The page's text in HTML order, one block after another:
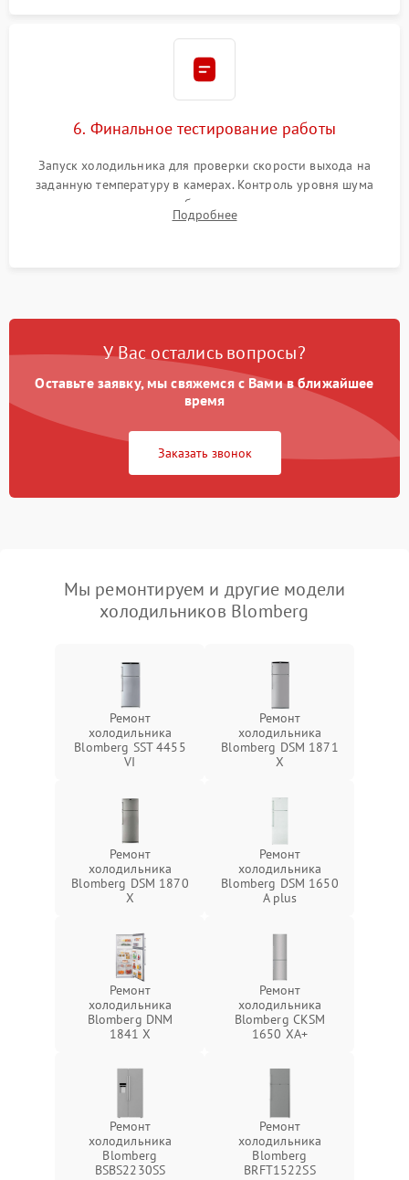
6. Финальное тестирование работы
Запуск холодильника для проверки скорости выхода на
заданную температуру в камерах. Контроль уровня шума
компрессора, отсутствия обмерзания стенок и корректного
срабатывания системы автоматической оттайки.
Подробнее
У Вас остались вопросы?
Оставьте заявку, мы свяжемся с Вами в ближайшее
время
Заказать звонок
Мы ремонтируем и другие модели
холодильников Blomberg
Ремонт
холодильника
Blomberg SST 4455
VI
Ремонт
холодильника
Blomberg DSM 1871
X
Ремонт
холодильника
Blomberg DSM 1870
X
Ремонт
холодильника
Blomberg DSM 1650
A plus
Ремонт
холодильника
Blomberg DNM
1841 X
Ремонт
холодильника
Blomberg CKSM
1650 XA+
Ремонт
холодильника
Blomberg
BSBS2230SS
Ремонт
холодильника
Blomberg
BRFT1522SS